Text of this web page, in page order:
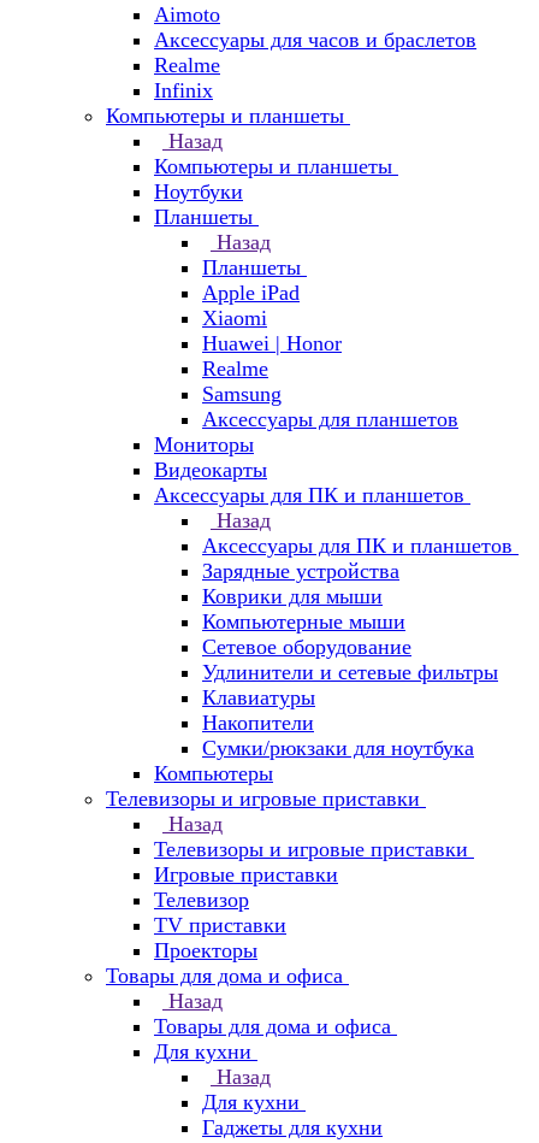
Aimoto
Аксессуары для часов и браслетов
Realme
Infinix
Компьютеры и планшеты
Назад
Компьютеры и планшеты
Ноутбуки
Планшеты
Назад
Планшеты
Apple iPad
Xiaomi
Huawei | Honor
Realme
Samsung
Аксессуары для планшетов
Мониторы
Видеокарты
Аксессуары для ПК и планшетов
Назад
Аксессуары для ПК и планшетов
Зарядные устройства
Коврики для мыши
Компьютерные мыши
Сетевое оборудование
Удлинители и сетевые фильтры
Клавиатуры
Накопители
Сумки/рюкзаки для ноутбука
Компьютеры
Телевизоры и игровые приставки
Назад
Телевизоры и игровые приставки
Игровые приставки
Телевизор
TV приставки
Проекторы
Товары для дома и офиса
Назад
Товары для дома и офиса
Для кухни
Назад
Для кухни
Гаджеты для кухни